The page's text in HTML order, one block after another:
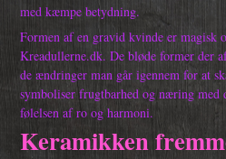
med kæmpe betydning.
Formen af en gravid kvinde er magisk
Kreadullerne.dk. De bløde former der
de ændringer man går igennem for at
symboliser frugtbarhed og næring
følelsen af ro og harmoni.
Keramikken